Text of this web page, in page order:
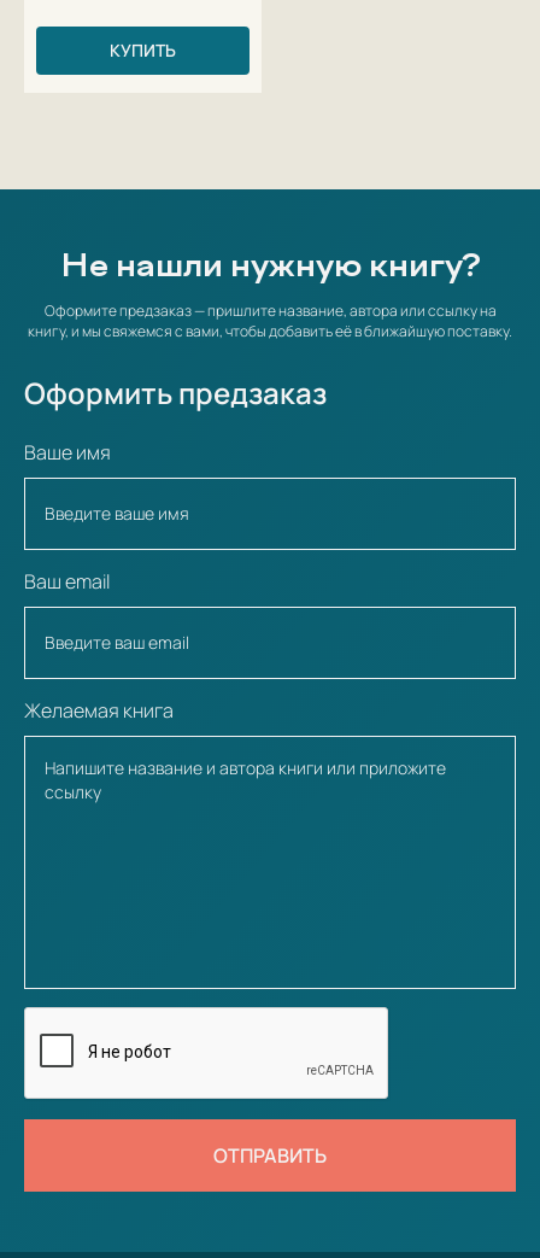
КУПИТЬ
Не нашли нужную книгу?
Оформите предзаказ — пришлите название, автора или ссылку на
книгу, и мы свяжемся с вами, чтобы добавить её в ближайшую поставку.
Оформить предзаказ
Ваше имя
Ваш email
Желаемая книга
ОТПРАВИТЬ